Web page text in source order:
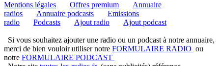
Mentions légales Offres premium
Annuaire
radios
Annuaire podcasts
Emissions
radio
Podcasts Ajout radio Ajout podcast
Si vous souhaitez ajouter une radio ou un podcast à notre annuaire,
merci de bien vouloir utiliser notre FORMULAIRE RADIO ou
notre FORMULAIRE PODCAST